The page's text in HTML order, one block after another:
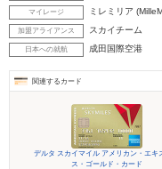
マイレージ ミレミリア
加盟アライアンス スカイチーム
日本への就航 成田国際空港
関連するカード
デルタ スカイマイル アメリカン・エキ
ス・ゴールド・カード